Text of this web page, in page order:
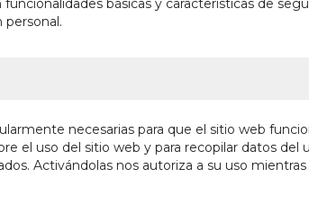
básicas y características de
necesarias para que el sitio web
el uso del sitio web y para recopilar datos del
Activándolas nos autoriza a su uso
9,95